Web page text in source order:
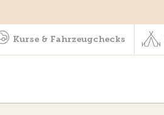
Kurse & Fahrzeugchecks